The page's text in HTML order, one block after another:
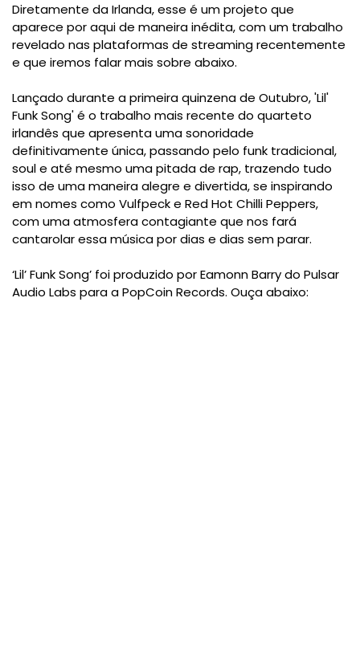
Diretamente da Irlanda, esse é um projeto que
aparece por aqui de maneira inédita, com um trabalho
revelado nas plataformas de streaming recentemente
e que iremos falar mais sobre abaixo.
Lançado durante a primeira quinzena de Outubro, 'Lil'
Funk Song' é o trabalho mais recente do quarteto
irlandês que apresenta uma sonoridade
definitivamente única, passando pelo funk tradicional,
soul e até mesmo uma pitada de rap, trazendo tudo
isso de uma maneira alegre e divertida, se inspirando
em nomes como Vulfpeck e Red Hot Chilli Peppers,
com uma atmosfera contagiante que nos fará
cantarolar essa música por dias e dias sem parar.
‘Lil’ Funk Song’ foi produzido por Eamonn Barry do Pulsar
Audio Labs para a PopCoin Records. Ouça abaixo: